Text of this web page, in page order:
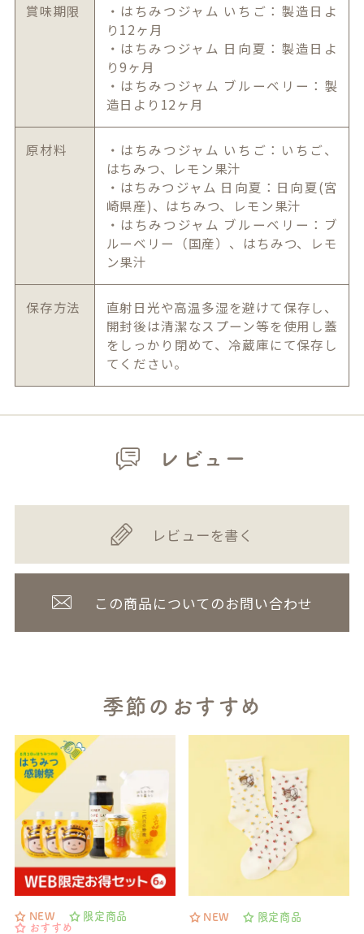
賞味期限
・はちみつジャム いちご：製造日よ
り12ヶ月
・はちみつジャム 日向夏：製造日よ
り9ヶ月
・はちみつジャム ブルーベリー：製
造日より12ヶ月
原材料
・はちみつジャム いちご：いちご、
はちみつ、レモン果汁
・はちみつジャム 日向夏：日向夏(宮
崎県産)、はちみつ、レモン果汁
・はちみつジャム ブルーベリー：ブ
ルーベリー（国産）、はちみつ、レモ
ン果汁
保存方法
直射日光や高温多湿を避けて保存し、
開封後は清潔なスプーン等を使用し蓋
をしっかり閉めて、冷蔵庫にて保存し
てください。
レビュー
レビューを書く
この商品についてのお問い合わせ
季節のおすすめ
NEW
限定商品
おすすめ
NEW 限定商品